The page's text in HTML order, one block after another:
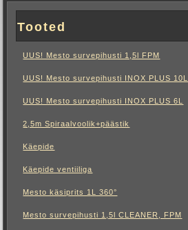
Tooted
UUS! Mesto survepihusti 1,5l FPM
UUS! Mesto survepihusti INOX PLUS 10L
UUS! Mesto survepihusti INOX PLUS 6L
2,5m Spiraalvoolik+päästik
Käepide
Käepide ventiiliga
Mesto käsiprits 1L 360°
Mesto survepihusti 1,5l CLEANER, FPM